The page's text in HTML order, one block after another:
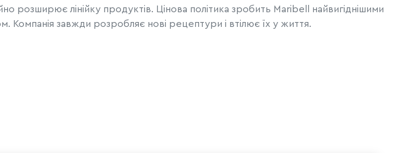
розширює лінійку продуктів. Цінова політика зробить Maribell найвигіднішими
Компанія завжди розробляє нові рецептури і втілює їх у життя.